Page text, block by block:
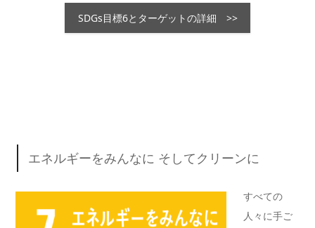
SDGs目標6とターゲットの詳細 >>
エネルギーをみんなに そしてクリーンに
すべての
人々に手ご